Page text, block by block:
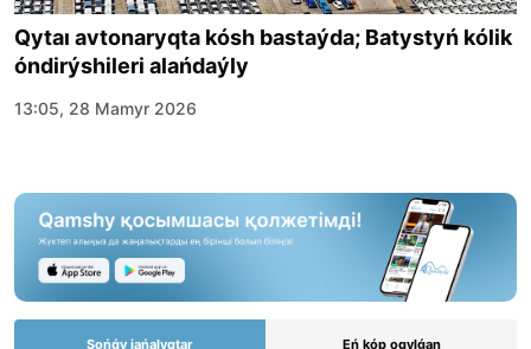
Qytaı avtonaryqta kósh bastaýda; Batystyń kólik
óndirýshileri alańdaýly
13:05, 28 Mamyr 2026
Sońǵy jańalyqtar Eń kóp oqylǵan